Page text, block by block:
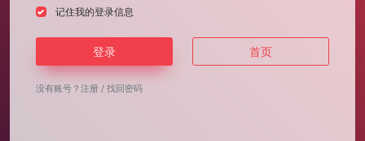
记住我的登录信息
登录 首页
没有账号？ 注册 / 找回密码